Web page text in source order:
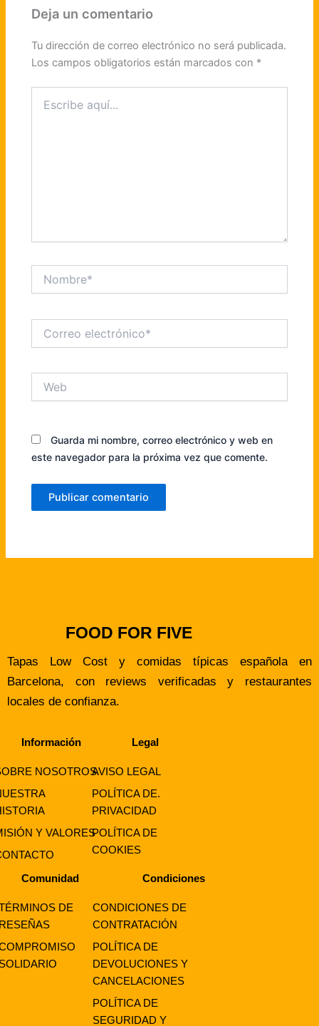
Deja un comentario
Tu dirección de correo electrónico no será publicada.
Los campos obligatorios están marcados con *
aquí...
electrónico*
Guarda mi nombre, correo electrónico y web en
este navegador para la próxima vez que comente.
FOOD FOR FIVE
Tapas Low Cost y comidas típicas española en
Barcelona, con reviews verificadas y restaurantes
locales de confianza.
Información Legal
NOSOTROS
Y VALORES
AVISO LEGAL
POLÍTICA DE.
PRIVACIDAD
POLÍTICA DE
COOKIES
Comunidad Condiciones
DE
CONDICIONES DE
CONTRATACIÓN
POLÍTICA DE
DEVOLUCIONES Y
CANCELACIONES
POLÍTICA DE
SEGURIDAD Y